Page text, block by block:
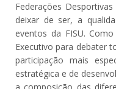
Federações
deixar de ser, a
eventos da FISU.
Executivo para debater
participação mais
estratégica e de